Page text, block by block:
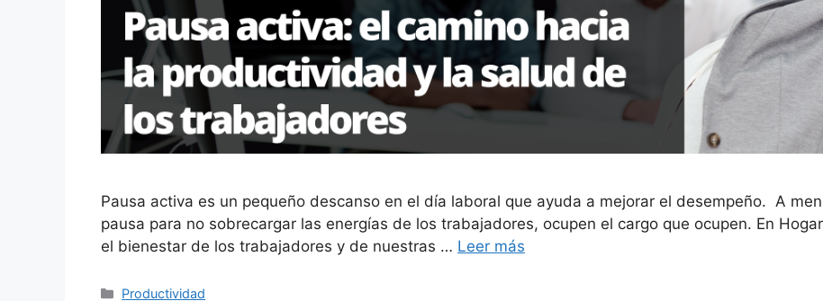
Pausa activa es un pequeño descanso en el día laboral que ayuda a mejorar el desempeño. A
pausa para no sobrecargar las energías de los trabajadores, ocupen el cargo que ocupen. En
el bienestar de los trabajadores y de nuestras … Leer más
Categorías
Productividad